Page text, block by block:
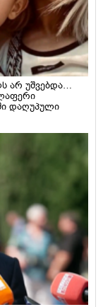
არ უშვებდა…
დაღუპული